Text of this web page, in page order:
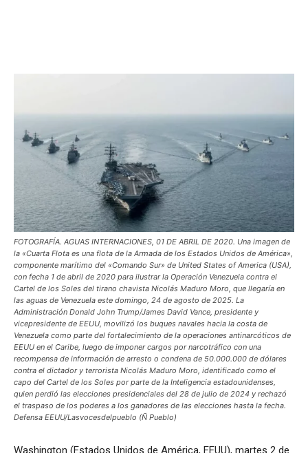
FOTOGRAFÍA. AGUAS INTERNACIONES, 01 DE ABRIL DE 2020. Una imagen de
la «Cuarta Flota es una flota de la Armada de los Estados Unidos de América»,
componente marítimo del «Comando Sur» de United States of America (USA),
con fecha 1 de abril de 2020 para ilustrar la Operación Venezuela contra el
Cartel de los Soles del tirano chavista Nicolás Maduro Moro, que llegaría en
las aguas de Venezuela este domingo, 24 de agosto de 2025. La
Administración Donald John Trump/James David Vance, presidente y
vicepresidente de EEUU, movilizó los buques navales hacia la costa de
Venezuela como parte del fortalecimiento de la operaciones antinarcóticos de
EEUU en el Caribe, luego de imponer cargos por narcotráfico con una
recompensa de información de arresto o condena de 50.000.000 de dólares
contra el dictador y terrorista Nicolás Maduro Moro, identificado como el
capo del Cartel de los Soles por parte de la Inteligencia estadounidenses,
quien perdió las elecciones presidenciales del 28 de julio de 2024 y rechazó
el traspaso de los poderes a los ganadores de las elecciones hasta la fecha.
Defensa EEUU/Lasvocesdelpueblo (Ñ Pueblo)
Washington (Estados Unidos de América, EEUU), martes 2 de